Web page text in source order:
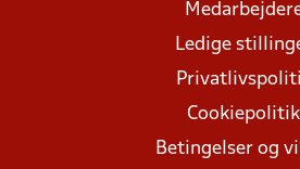
Ledige
Cookiepolitik
Betingelser og